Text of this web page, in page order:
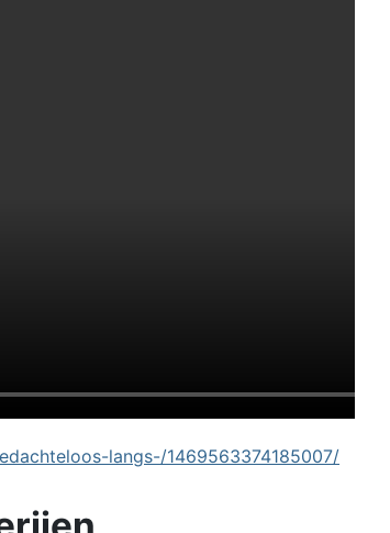
langs-/1469563374185007/